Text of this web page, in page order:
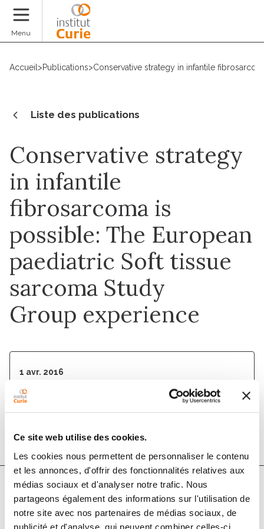
Ce site web utilise des cookies.
Les cookies nous permettent de personnaliser le contenu
et les annonces, d'offrir des fonctionnalités relatives aux
médias sociaux et d'analyser notre trafic. Nous
partageons également des informations sur l'utilisation de
notre site avec nos partenaires de médias sociaux, de
publicité et d'analyse, qui peuvent combiner celles-ci
Menu
Accueil >Publications>Conservative strategy in infantile
Liste des publications
Conservative strategy
in infantile
fibrosarcoma is
possible: The European
paediatric Soft tissue
sarcoma Study
Group experience
1 avr. 2016
European Journal of Cancer
Auteurs